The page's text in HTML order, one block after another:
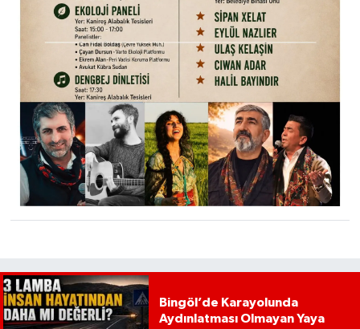
Bingöl’de Karayolunda
Aydınlatması Olmayan Yaya